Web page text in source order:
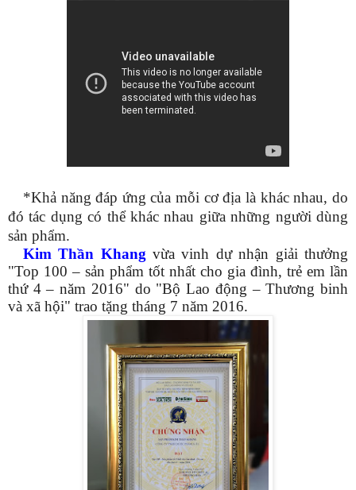
*Khả năng đáp ứng của mỗi cơ địa là khác nhau, do
đó tác dụng có thể khác nhau giữa những người dùng
sản phẩm.
Kim Thần Khang vừa vinh dự nhận giải thưởng
"Top 100 – sản phẩm tốt nhất cho gia đình, trẻ em lần
thứ 4 – năm 2016" do "Bộ Lao động – Thương binh
và xã hội" trao tặng tháng 7 năm 2016.